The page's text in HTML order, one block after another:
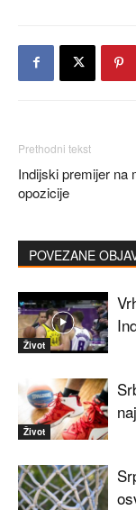
Prethodni tekst
Indijski premijer na
opozicije
POVEZANE
Život
Život